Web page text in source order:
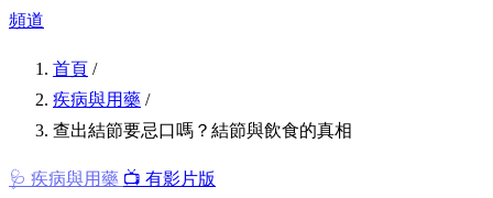
頻道
首頁 /
疾病與用藥 /
查出結節要忌口嗎？結節與飲食的真相
🩺 疾病與用藥 📺 有影片版